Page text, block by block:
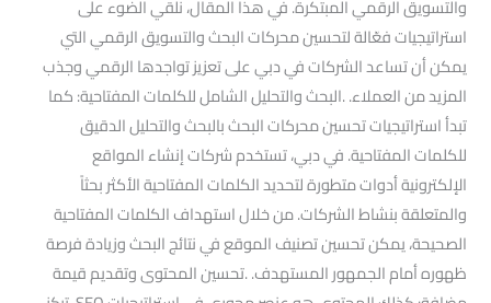
والتسويق الرقمي المبتكرة. في هذا المقال، نلقي الضوء على
استراتيجيات فعّالة لتحسين محركات البحث والتسويق الرقمي التي
يمكن أن تساعد الشركات في دبي على تعزيز تواجدها الرقمي وجذب
المزيد من العملاء. .البحث والتحليل الشامل للكلمات المفتاحية: كما
تبدأ استراتيجيات تحسين محركات البحث بالبحث والتحليل الدقيق
للكلمات المفتاحية. في دبي، تستخدم شركات إنشاء المواقع
الإلكترونية أدوات متطورة لتحديد الكلمات المفتاحية الأكثر بحثاً
والمتعلقة بنشاط الشركات. من خلال استهداف الكلمات المفتاحية
الصحيحة، يمكن تحسين تصنيف الموقع في نتائج البحث وزيادة فرصة
ظهوره أمام الجمهور المستهدف. .تحسين المحتوى وتقديم قيمة